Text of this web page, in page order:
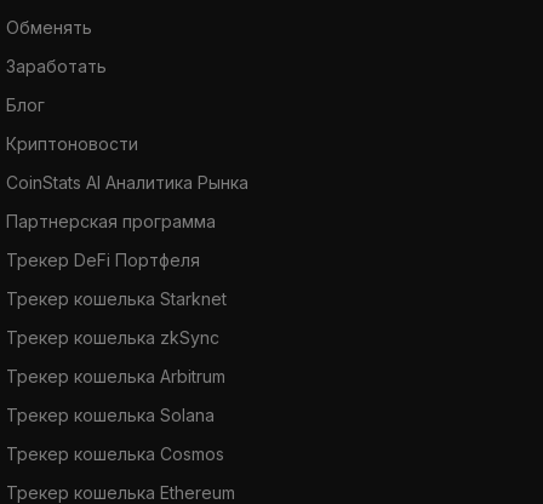
Обменять
Заработать
Блог
Криптоновости
CoinStats AI Аналитика Рынка
Партнерская программа
Трекер DeFi Портфеля
Трекер кошелька Starknet
Трекер кошелька zkSync
Трекер кошелька Arbitrum
Трекер кошелька Solana
Трекер кошелька Cosmos
Трекер кошелька Ethereum